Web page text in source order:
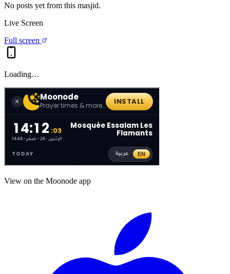
No posts yet from this masjid.
Live Screen
Full screen
Loading…
View on the Moonode app